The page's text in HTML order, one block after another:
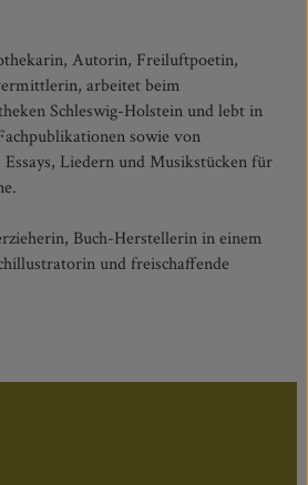
Autorin, Freiluftpoetin,
arbeitet beim
Schleswig-Holstein und lebt in
sowie von
Liedern und Musikstücken für
Buch-Herstellerin in einem
und freischaffende